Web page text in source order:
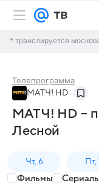
* транслируется
Телепрограмма
МАТЧ! HD
МАТЧ! HD –
Лесной
Чт, 6 Пт,
Фильмы